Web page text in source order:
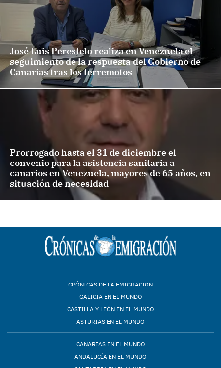
José Luis Perestelo realiza en Venezuela el
seguimiento de la respuesta del Gobierno de
Canarias tras los terremotos
Prorrogado hasta el 31 de diciembre el
convenio para la asistencia sanitaria a
canarios en Venezuela, mayores de 65 años, en
situación de necesidad
CRÓNICAS DE LA EMIGRACIÓN
GALICIA EN EL MUNDO
CASTILLA Y LEÓN EN EL MUNDO
ASTURIAS EN EL MUNDO
CANARIAS EN EL MUNDO
ANDALUCÍA EN EL MUNDO